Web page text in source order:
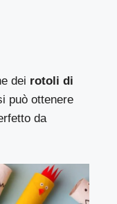
dei rotoli di
può ottenere
da